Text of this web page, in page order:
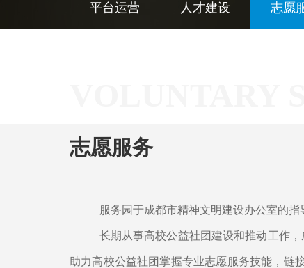
平台运营 人才建设 志愿
志愿服务
服务园于成都市精神文明建设办公室的
长期从事高校公益社团建设和推动工作
助力高校公益社团掌握专业志愿服务技能，链